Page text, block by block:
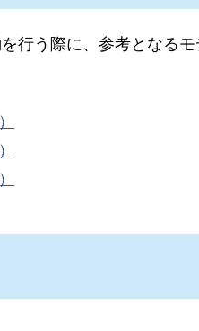
行う際に、参考となる